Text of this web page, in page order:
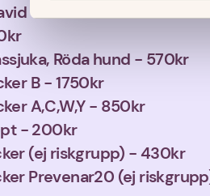
- Gratis
Röda hund - 570kr
B - 1750kr
A,C,W,Y - 850kr
- 200kr
(ej riskgrupp) - 430kr
Prevenar20 (ej